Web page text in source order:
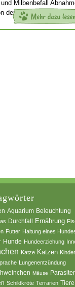
Milbenbefall
der Schilddrüsen
[…]
Aquarium Beleuchtung
Durchfall Ernährung
Futter Haltung eines
Hunde Hundeerziehung
Katze Katzen
Lungenentzündung
Mäuse
Schildkröte Terrarien Tiere